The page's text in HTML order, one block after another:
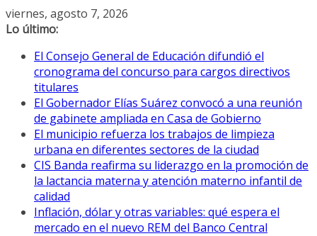
Saltar
al
viernes, agosto 7, 2026
Lo último:
El Consejo General de Educación difundió el
cronograma del concurso para cargos directivos
titulares
El Gobernador Elías Suárez convocó a una reunión
de gabinete ampliada en Casa de Gobierno
El municipio refuerza los trabajos de limpieza
urbana en diferentes sectores de la ciudad
CIS Banda reafirma su liderazgo en la promoción de
la lactancia materna y atención materno infantil de
calidad
Inflación, dólar y otras variables: qué espera el
mercado en el nuevo REM del Banco Central